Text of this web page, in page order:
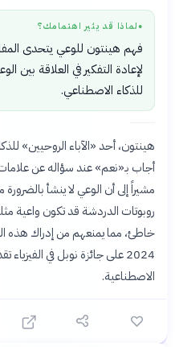
● لماذا قد يثير اهتمامك؟
فهم هينتون للوعي يتحدى
لإعادة التفكير في العلاقة بين
للذكاء الاصطناعي.
هينتون، أحد «الآباء الروحيين»
أجاب بـ«نعم» عند سؤاله عن
مشيراً إلى أن الوعي لا ينشأ
روبوتات الدردشة قد تكون واعية
خاطئ، مما يمنعهم من إدراك هذه
2024 على جائزة نوبل في
الاصطناعية.